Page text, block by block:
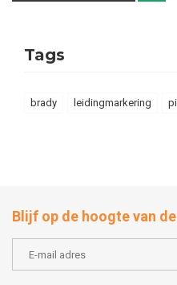
Tags
brady leidingmarkering
Blijf op de hoogte van